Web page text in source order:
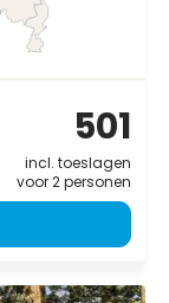
501
incl. toeslagen
voor 2 personen